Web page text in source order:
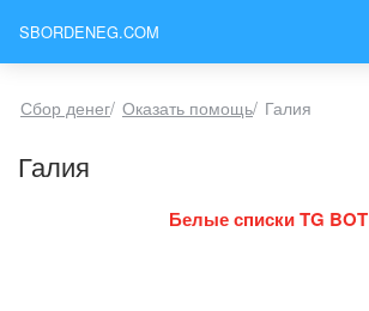
SBORDENEG.COM
Сбор денег/ Оказать помощь/ Галия
Галия
Белые списки TG BOT